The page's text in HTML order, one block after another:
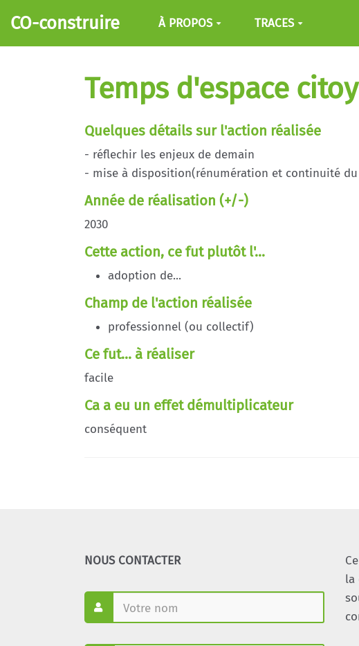
Aller au contenu principal
CO-construire À PROPOS TRACES
Temps d'espace
Quelques détails sur l'action réalisée
- réflechir les enjeux de demain
- mise à disposition(rénumération et continuité du
Année de réalisation (+/-)
2030
Cette action, ce fut plutôt l'...
adoption de...
Champ de l'action réalisée
professionnel (ou collectif)
Ce fut... à réaliser
facile
Ca a eu un effet démultiplicateur
conséquent
NOUS CONTACTER
la